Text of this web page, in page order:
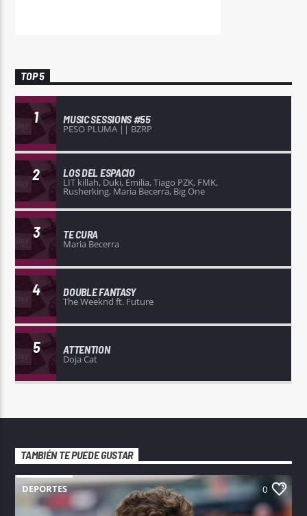
TOP 5
1 MUSIC SESSIONS #55
PESO PLUMA || BZRP
2 LOS DEL ESPACIO
LIT killah, Duki, Emilia, Tiago PZK, FMK,
Rusherking, Maria Becerra, Big One
3 TE CURA
Maria Becerra
4 DOUBLE FANTASY
The Weeknd ft. Future
5 ATTENTION
Doja Cat
TAMBIÉN TE PUEDE GUSTAR
DEPORTES 0